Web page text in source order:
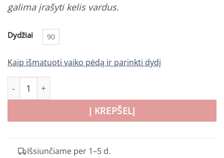
galima įrašyti kelis vardus.
Dydžiai 90
Kaip išmatuoti vaiko pėdą ir parinkti dydį
produkto kiekis: Didriksons žieminis vaikiškas
Į KREPŠELĮ
Išsiunčiame per 1–5 d.